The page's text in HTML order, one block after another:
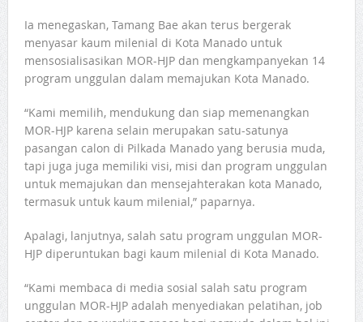
Ia menegaskan, Tamang Bae akan terus bergerak
menyasar kaum milenial di Kota Manado untuk
mensosialisasikan MOR-HJP dan mengkampanyekan 14
program unggulan dalam memajukan Kota Manado.
“Kami memilih, mendukung dan siap memenangkan
MOR-HJP karena selain merupakan satu-satunya
pasangan calon di Pilkada Manado yang berusia muda,
tapi juga juga memiliki visi, misi dan program unggulan
untuk memajukan dan mensejahterakan kota Manado,
termasuk untuk kaum milenial,” paparnya.
Apalagi, lanjutnya, salah satu program unggulan MOR-
HJP diperuntukan bagi kaum milenial di Kota Manado.
“Kami membaca di media sosial salah satu program
unggulan MOR-HJP adalah menyediakan pelatihan, job